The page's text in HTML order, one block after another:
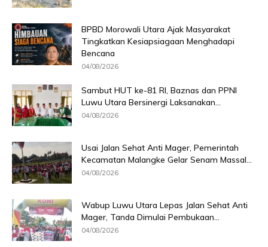
BPBD Morowali Utara Ajak Masyarakat
Tingkatkan Kesiapsiagaan Menghadapi
Bencana
04/08/2026
Sambut HUT ke-81 RI, Baznas dan PPNI
Luwu Utara Bersinergi Laksanakan...
04/08/2026
Usai Jalan Sehat Anti Mager, Pemerintah
Kecamatan Malangke Gelar Senam Massal...
04/08/2026
Wabup Luwu Utara Lepas Jalan Sehat Anti
Mager, Tanda Dimulai Pembukaan...
04/08/2026